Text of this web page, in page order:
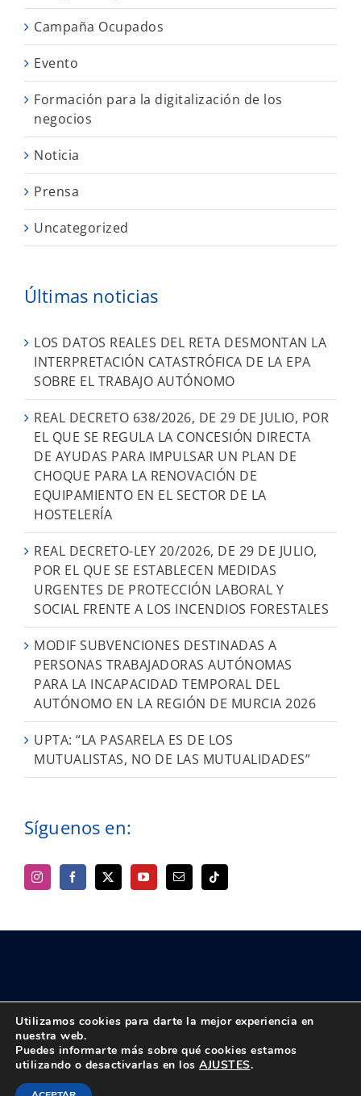
Campaña Ocupados
Evento
Formación para la digitalización de los
negocios
Noticia
Prensa
Uncategorized
Últimas noticias
LOS DATOS REALES DEL RETA DESMONTAN LA
INTERPRETACIÓN CATASTRÓFICA DE LA EPA
SOBRE EL TRABAJO AUTÓNOMO
REAL DECRETO 638/2026, DE 29 DE JULIO, POR
EL QUE SE REGULA LA CONCESIÓN DIRECTA
DE AYUDAS PARA IMPULSAR UN PLAN DE
CHOQUE PARA LA RENOVACIÓN DE
EQUIPAMIENTO EN EL SECTOR DE LA
HOSTELERÍA
REAL DECRETO-LEY 20/2026, DE 29 DE JULIO,
POR EL QUE SE ESTABLECEN MEDIDAS
URGENTES DE PROTECCIÓN LABORAL Y
SOCIAL FRENTE A LOS INCENDIOS FORESTALES
MODIF SUBVENCIONES DESTINADAS A
PERSONAS TRABAJADORAS AUTÓNOMAS
PARA LA INCAPACIDAD TEMPORAL DEL
AUTÓNOMO EN LA REGIÓN DE MURCIA 2026
UPTA: “LA PASARELA ES DE LOS
MUTUALISTAS, NO DE LAS MUTUALIDADES”
Síguenos en:
© Copyright 2018 - 2026 UPTA | Todos los derechos reservados
|Política de privacidad|Aviso Legal
Utilizamos cookies para darte la mejor experiencia en
nuestra web.
Puedes informarte más sobre qué cookies estamos
utilizando o desactivarlas en los AJUSTES.